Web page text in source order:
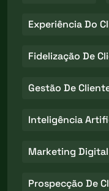
Experiência Do
Fidelização De
Gestão De
Inteligência
Marketing Digital
Prospecção De